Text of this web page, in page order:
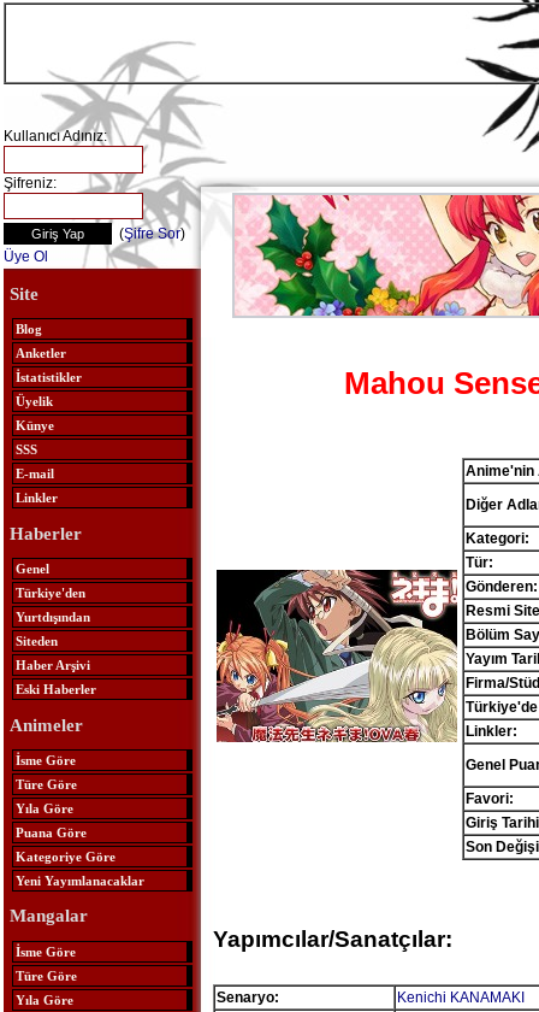
Kullanıcı Adınız:
Şifreniz:
(Şifre Sor)
Üye Ol
Site
Blog
Anketler
İstatistikler
Üyelik
Künye
SSS
E-mail
Linkler
Haberler
Genel
Türkiye'den
Yurtdışından
Siteden
Haber Arşivi
Eski Haberler
Animeler
İsme Göre
Türe Göre
Yıla Göre
Puana Göre
Kategoriye Göre
Yeni Yayımlanacaklar
Mangalar
İsme Göre
Türe Göre
Yıla Göre
Mahou
Anime'nin
Diğer
Kategori:
Tür:
Gönderen:
Resmi
Bölüm
Yayım
Firma/
Linkler:
Genel
Favori:
Giriş
Son
Yapımcılar/Sanatçılar:
Senaryo:
Kenichi KANAMAKI